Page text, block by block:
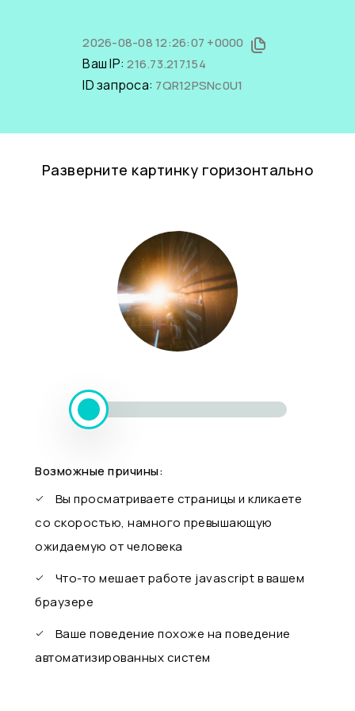
2026-08-08 12:26:07 +0000
Ваш IP:216.73.217.154
ID запроса: 7QR12PSNc0U1
Разверните картинку горизонтально
Возможные причины:
Вы просматриваете страницы и кликаете
со скоростью, намного превышающую
ожидаемую от человека
Что-то мешает работе javascript в вашем
браузере
Ваше поведение похоже на поведение
автоматизированных систем